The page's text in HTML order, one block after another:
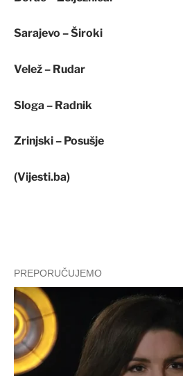
Sarajevo – Široki
Velež – Rudar
Sloga – Radnik
Zrinjski – Posušje
(Vijesti.ba)